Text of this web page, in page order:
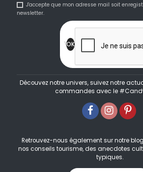
J'accepte que mon adresse mail soit
newsletter.
Découvez notre univers, suivez notre
commandes avec le
Retrouvez-nous également sur notre
nos conseils tourisme, des anecdotes
typiques.